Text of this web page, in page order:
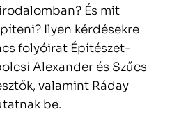
És mit
Ilyen kérdésekre
folyóirat Építészet-
Alexander és Szűcs
valamint Ráday
be.